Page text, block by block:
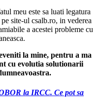
meu este sa luati legatura
site-ul csalb.ro, in vederea
a acestei probleme cu
la mine, pentru a ma
cu evolutia solutionarii
la IRCC. Ce pot sa